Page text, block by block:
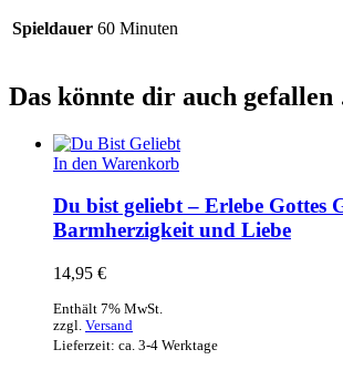
Spieldauer 60 Minuten
Das könnte dir auch
In den Warenkorb
Du bist geliebt – Erlebe Gottes
Barmherzigkeit und Liebe
14,95 €
Enthält 7% MwSt.
zzgl. Versand
Lieferzeit: ca. 3-4 Werktage